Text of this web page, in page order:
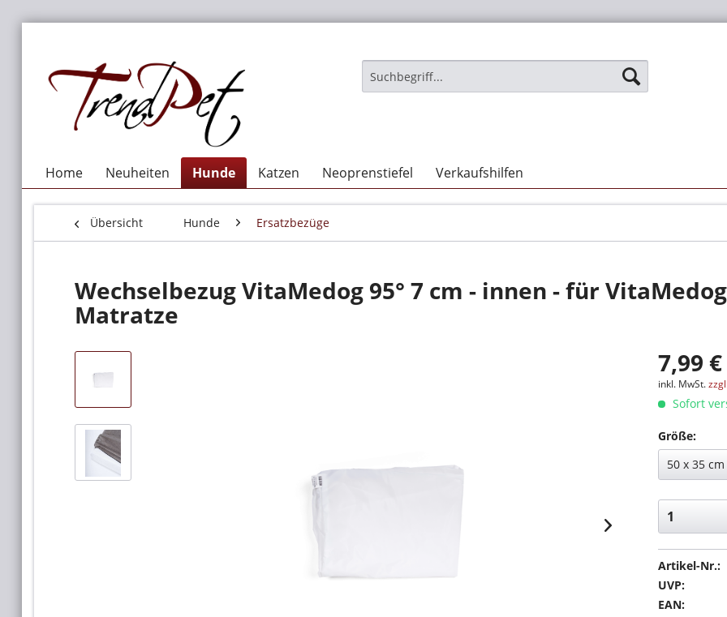
Home Neuheiten Hunde Katzen Neoprenstiefel Verkaufshilfen
Übersicht Hunde Ersatzbezüge
Wechselbezug VitaMedog 95° 7 cm - innen - für
Matratze
7,99
inkl. MwSt.
Sofort
Größe:
Artikel-Nr.:
UVP:
EAN: